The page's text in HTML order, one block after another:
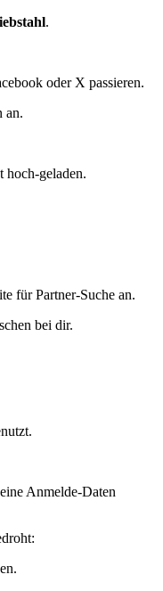
.
oder X passieren.
an.
hoch-geladen.
für Partner-Suche an.
bei dir.
Anmelde-Daten